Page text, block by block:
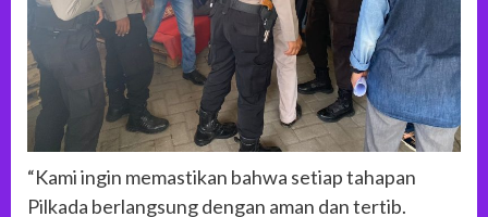
“Kami ingin memastikan bahwa setiap tahapan
Pilkada berlangsung dengan aman dan tertib.